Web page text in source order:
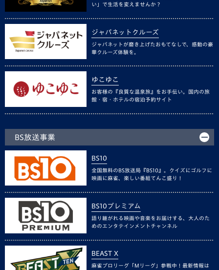
い」で生活を変えませんか？
ジャパネットクルーズ
ジャパネットが磨き上げたおもてなしで、感動の豪
華クルーズ体験を。
ゆこゆこ
お客様の『良質な温泉旅』をお手伝い。国内の旅
館・宿・ホテルの宿泊予約サイト
BS放送事業
BS10
全国無料のBS放送局『BS10』。クイズにゴルフに
映画に麻雀、楽しい番組てんこ盛り！
BS10プレミアム
語り継がれる映画や音楽をお届けする、大人のた
めのエンタテインメントチャンネル
BEAST X
麻雀プロリーグ「Mリーグ」参戦中！最新情報は